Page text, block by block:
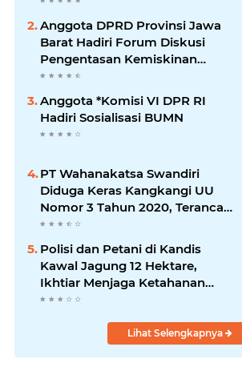
Anggota DPRD Provinsi Jawa
Barat Hadiri Forum Diskusi
Pengentasan Kemiskinan
Bersama LPK Trisakti
Anggota *Komisi VI DPR RI
Hadiri Sosialisasi BUMN
PT Wahanakatsa Swandiri
Diduga Keras Kangkangi UU
Nomor 3 Tahun 2020, Terancam
Pidana Dan Denda
Polisi dan Petani di Kandis
Kawal Jagung 12 Hektare,
Ikhtiar Menjaga Ketahanan
Pangan
Lihat Selengkapnya